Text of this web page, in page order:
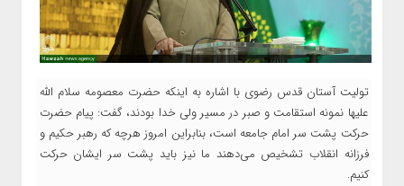
تولیت آستان قدس رضوی با اشاره به اینکه حضرت معصومه سلام الله
علیها نمونه استقامت و صبر در مسیر ولی خدا بودند، گفت: پیام حضرت
حرکت پشت سر امام جامعه است، بنابراین امروز هرچه که رهبر حکیم و
فرزانه انقلاب تشخیص می‌دهند ما نیز باید پشت سر ایشان حرکت
کنیم.